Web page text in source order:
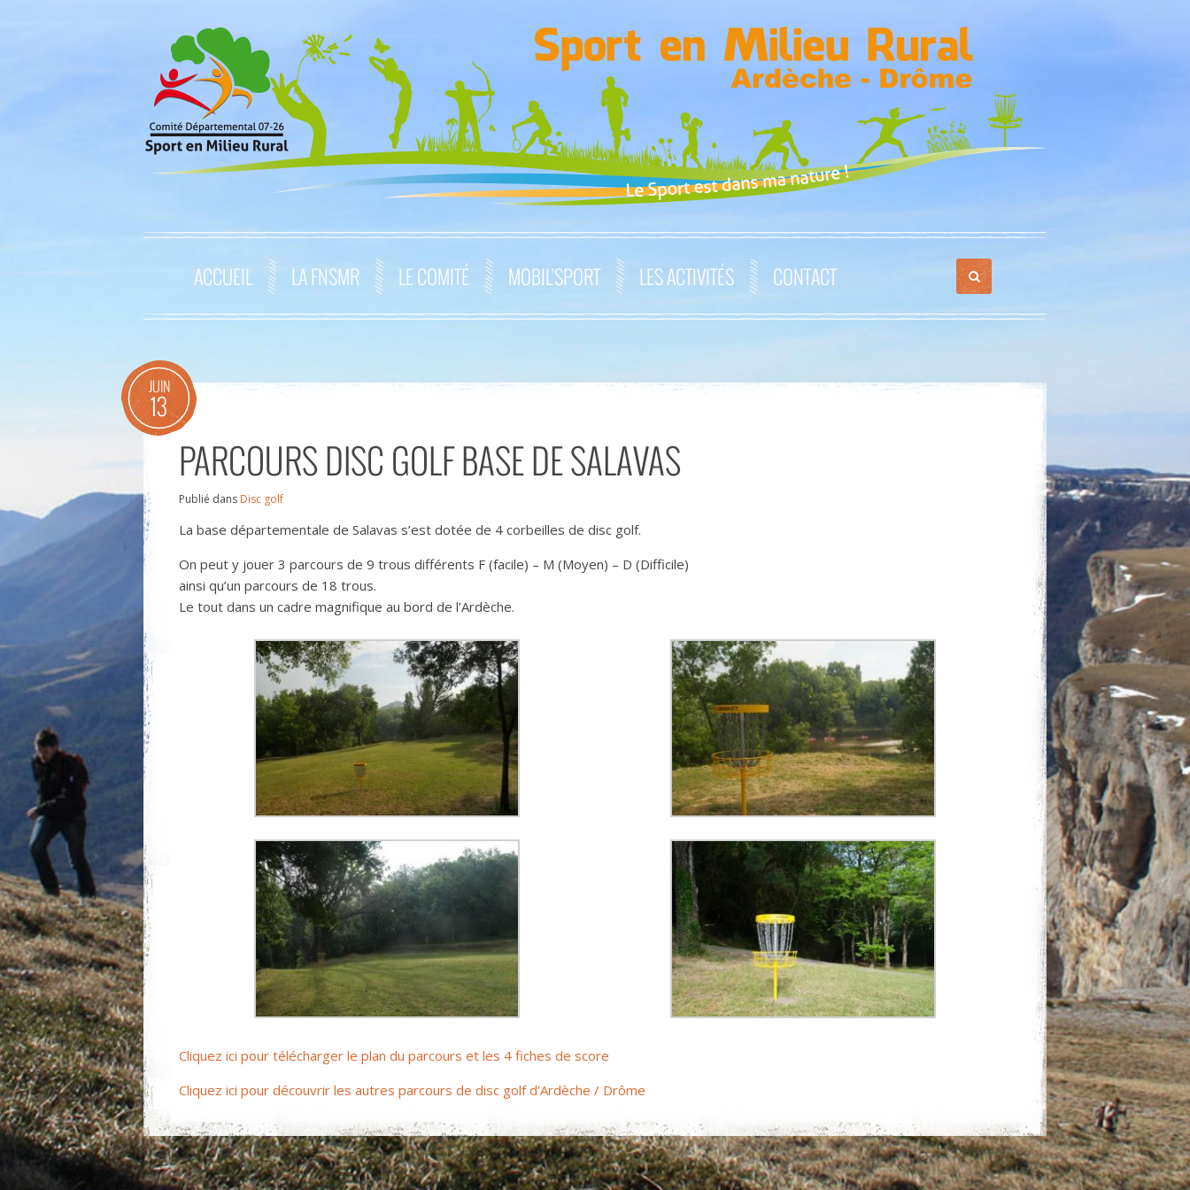
ACCUEIL LA FNSMR LE COMITÉ MOBIL’SPORT LES ACTIVITÉS CONTACT
JUIN
13
PARCOURS DISC GOLF BASE DE SALAVAS
Publié dans Disc golf
La base départementale de Salavas s’est dotée de 4 corbeilles de disc golf.
On peut y jouer 3 parcours de 9 trous différents F (facile) – M (Moyen) – D (Difficile)
ainsi qu’un parcours de 18 trous.
Le tout dans un cadre magnifique au bord de l’Ardèche.
Cliquez ici pour télécharger le plan du parcours et les 4 fiches de score
Cliquez ici pour découvrir les autres parcours de disc golf d’Ardèche / Drôme